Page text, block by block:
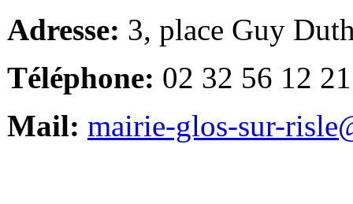
Adresse: 3, place Guy
Téléphone: 02 32 56 12 21
Mail: mairie-glos-sur-